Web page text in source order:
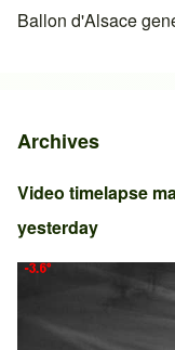
Ballon d'Alsace
Archives
Video timelapse
yesterday